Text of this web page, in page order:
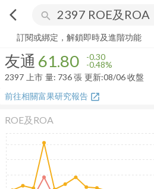
arrow_back_ios search
友通 61.80-0.48%
訂閱或綁定，解鎖即時及進階功能
友通 61.80 -0.30
-0.48%
2397 上市 量: 736張 更新:08/06 收盤
前往相關富果研究報告 open_in_new
ROE及ROA